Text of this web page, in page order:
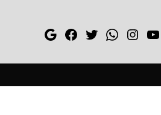
GoogleFacebook
TwitterWhatsapp